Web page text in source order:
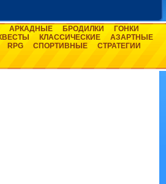
АРКАДНЫЕ БРОДИЛКИ
ГОНКИ
КЛАССИЧЕСКИЕ
АЗАРТНЫЕ
RPG СПОРТИВНЫЕ
СТРАТЕГИИ